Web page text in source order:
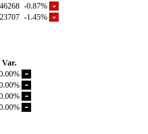
46268 -0.87%
23707 -1.45%
Var.